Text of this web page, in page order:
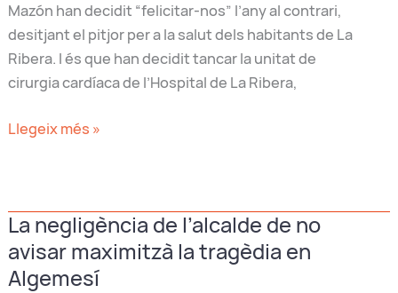
Mazón han decidit “felicitar-nos” l’any al contrari,
desitjant el pitjor per a la salut dels habitants de La
Ribera. I és que han decidit tancar la unitat de
cirurgia cardíaca de l’Hospital de La Ribera,
Mazón
valencià
ens
desitgen
Llegeix més »
La negligència de l’alcalde de no
avisar maximitzà la tragèdia en
Algemesí